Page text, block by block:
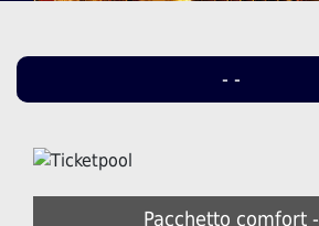
- -
Pacchetto comfort -